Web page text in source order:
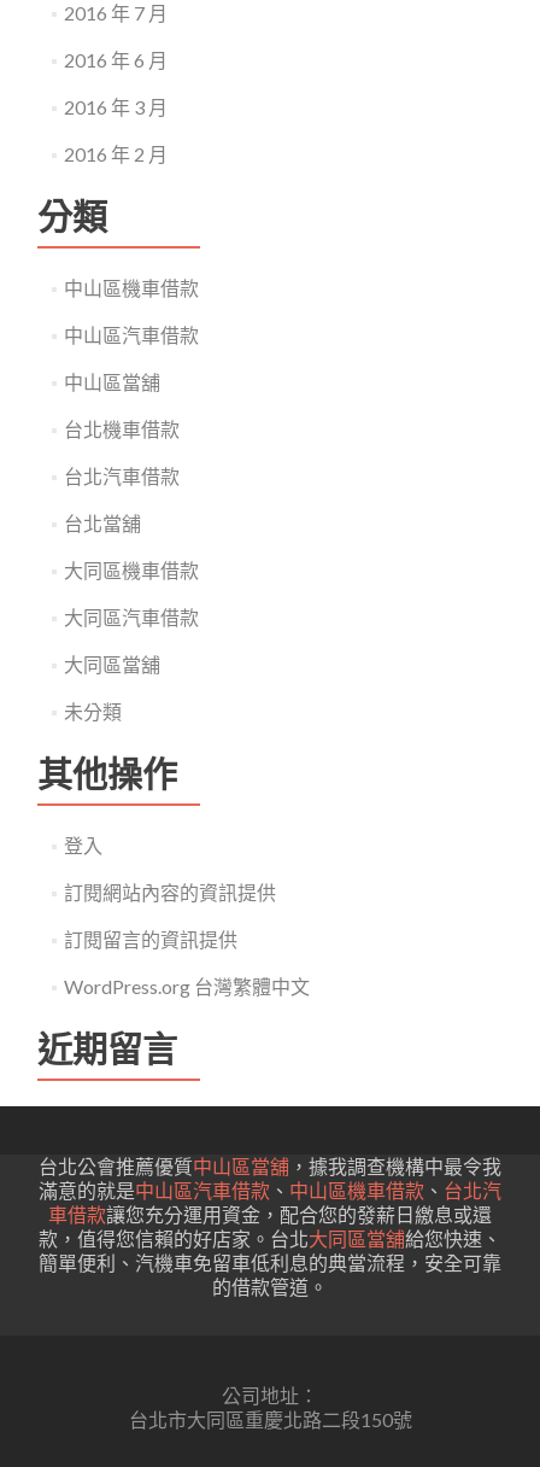
2016 年 7 月
2016 年 6 月
2016 年 3 月
2016 年 2 月
分類
中山區機車借款
中山區汽車借款
中山區當舖
台北機車借款
台北汽車借款
台北當舖
大同區機車借款
大同區汽車借款
大同區當舖
未分類
其他操作
登入
訂閱網站內容的資訊提供
訂閱留言的資訊提供
WordPress.org 台灣繁體中文
近期留言
台北公會推薦優質中山區當舖 ，據我調查機構中最令我
滿意的就是中山區汽車借款 、 中山區機車借款 、 台北汽
車借款讓您充分運用資金，配合您的發薪日繳息或還
款，值得您信賴的好店家。台北大同區當舖給您快速、
簡單便利、汽機車免留車低利息的典當流程，安全可靠
的借款管道。
公司地址：
台北市大同區重慶北路二段150號